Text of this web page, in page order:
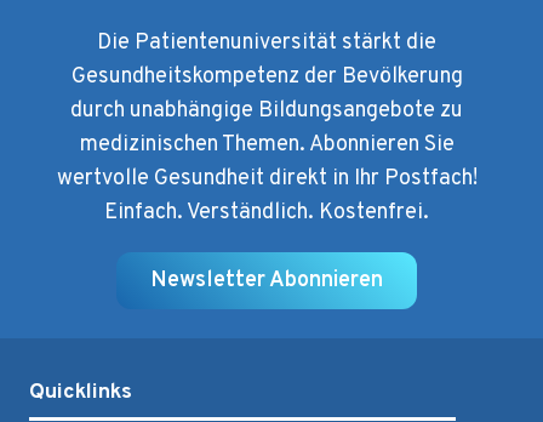
Die Patientenuniversität stärkt die
Gesundheitskompetenz der Bevölkerung
durch unabhängige Bildungsangebote zu
medizinischen Themen. Abonnieren Sie
wertvolle Gesundheit direkt in Ihr Postfach!
Einfach. Verständlich. Kostenfrei.
Newsletter Abonnieren
Quicklinks